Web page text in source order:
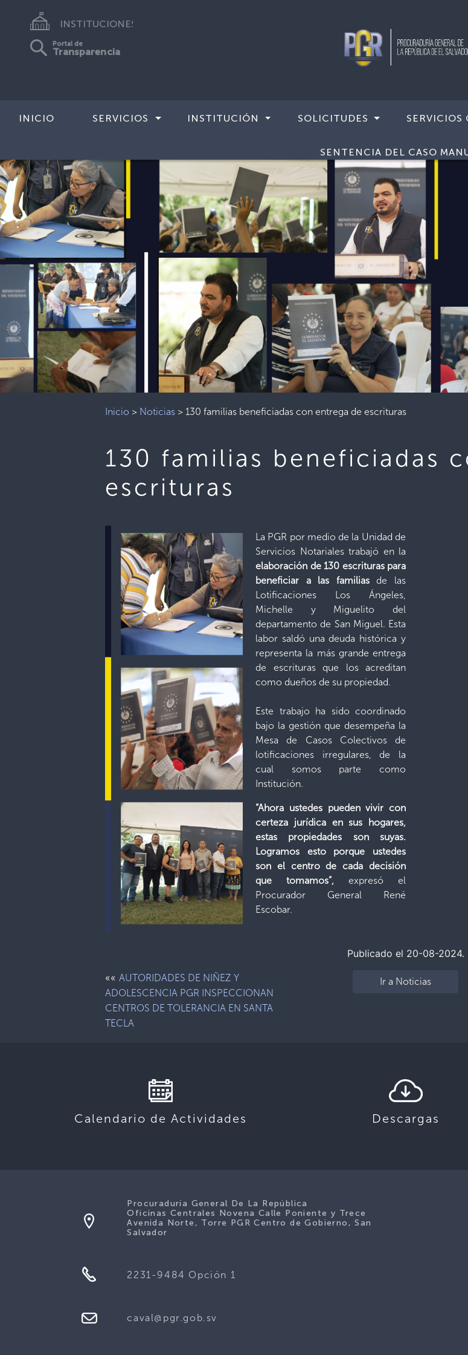
INSTITUCIONES
Portal de
Transparencia
INICIO SERVICIOS INSTITUCIÓN SOLICITUDES SERVICIOS
SENTENCIA DEL CASO
Inicio > Noticias > 130 familias beneficiadas con entrega de escrituras
130 familias beneficiadas
escrituras
La PGR por medio de la Unidad de
Servicios Notariales trabajó en la
elaboración de 130 escrituras para
beneficiar a las familiasde las
Lotificaciones Los Ángeles,
Michelle y Miguelito del
departamento de San Miguel. Esta
labor saldó una deuda histórica y
representa la más grande entrega
de escrituras que los acreditan
como dueños de su propiedad.
Este trabajo ha sido coordinado
bajo la gestión que desempeña la
Mesa de Casos Colectivos de
lotificaciones irregulares, de la
cual somos parte como
Institución.
“Ahora ustedes pueden vivir con
certeza jurídica en sus hogares,
estas propiedades son suyas.
Logramos esto porque ustedes
son el centro de cada decisión
que tomamos”, expresó el
Procurador General René
Escobar.
Publicado el 20-08-2024.
««AUTORIDADES DE NIÑEZ Y
ADOLESCENCIA PGR INSPECCIONAN
CENTROS DE TOLERANCIA EN SANTA
TECLA
Ir a Noticias
Calendario de Actividades Descargas
Procuraduría General De La República
Oficinas Centrales Novena Calle Poniente y Trece
Avenida Norte, Torre PGR Centro de Gobierno, San
Salvador
2231-9484 Opción 1
caval@pgr.gob.sv